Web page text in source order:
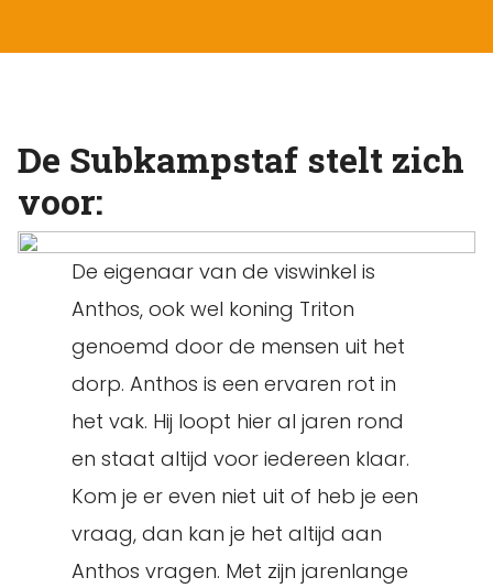
De Subkampstaf stelt zich
voor:
De eigenaar van de viswinkel is
Anthos, ook wel koning Triton
genoemd door de mensen uit het
dorp. Anthos is een ervaren rot in
het vak. Hij loopt hier al jaren rond
en staat altijd voor iedereen klaar.
Kom je er even niet uit of heb je een
vraag, dan kan je het altijd aan
Anthos vragen. Met zijn jarenlange